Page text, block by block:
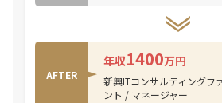
AFTER
年収1400万円
新興ITコンサルティングフ
ント / マネージャー